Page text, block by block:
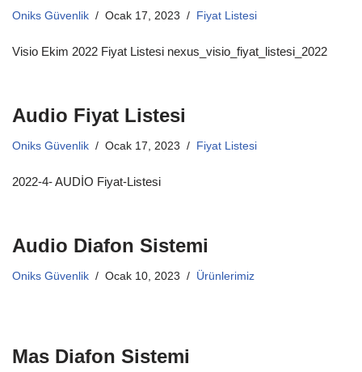
Oniks Güvenlik Ocak 17, 2023 Fiyat Listesi
Visio Ekim 2022 Fiyat Listesi nexus_visio_fiyat_listesi_2022
Audio Fiyat Listesi
Oniks Güvenlik Ocak 17, 2023 Fiyat Listesi
2022-4- AUDİO Fiyat-Listesi
Audio Diafon Sistemi
Oniks Güvenlik Ocak 10, 2023 Ürünlerimiz
Mas Diafon Sistemi